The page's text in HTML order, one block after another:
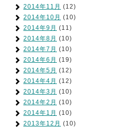
2014年11月 (12)
2014年10月 (10)
2014年9月 (11)
2014年8月 (10)
2014年7月 (10)
2014年6月 (19)
2014年5月 (12)
2014年4月 (12)
2014年3月 (10)
2014年2月 (10)
2014年1月 (10)
2013年12月 (10)